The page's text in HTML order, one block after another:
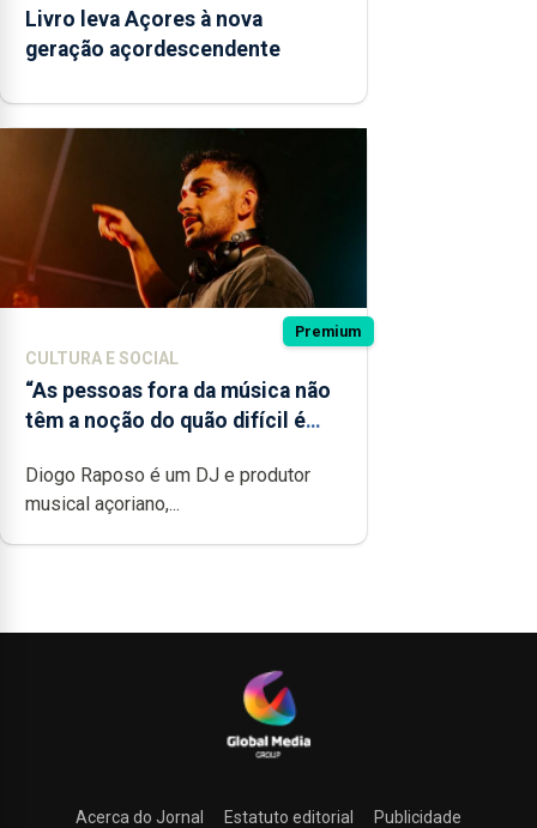
Livro leva Açores à nova
geração açordescendente
Premium
CULTURA E SOCIAL
“As pessoas fora da música não
têm a noção do quão difícil é
Diogo Raposo é um DJ e produtor
musical açoriano,...
Acerca do Jornal Estatuto editorial Publicidade